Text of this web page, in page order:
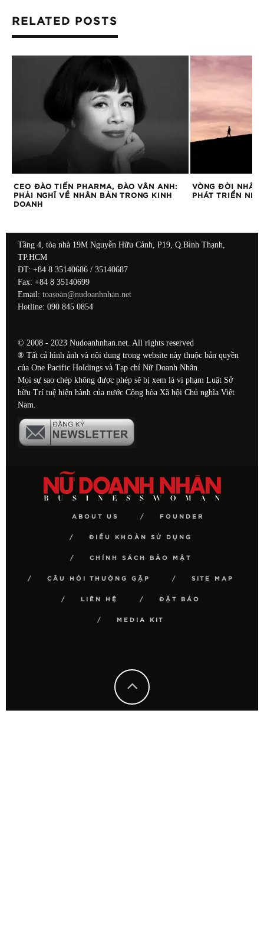
RELATED POSTS
CEO ĐÀO TIẾN PHARMA, ĐÀO VÂN ANH:
PHẢI NGHĨ VỀ NHÂN BẢN TRONG KINH
DOANH
VÒNG ĐỜI NHÂN
PHÁT TRIỂN
Tầng 4, tòa nhà 19M Nguyễn Hữu Cảnh, P19, Q.Bình Thạnh,
TP.HCM
ĐT: +84 8 35140686 / 35140687
Fax: +84 8 35140699
Email: toasoan@nudoanhnhan.net
Hotline: 090 845 0854
© 2008 - 2023 Nudoanhnhan.net. All rights reserved
® Tất cả hình ảnh và nội dung trong website này thuộc bản quyền
của One Pacific Holdings và Tạp chí Nữ Doanh Nhân.
Mọi sự sao chép không được phép sẽ bị xem là vi phạm Luật Sở
hữu Trí tuệ hiện hành của nước Cộng hòa Xã hội Chủ nghĩa Việt
Nam.
ABOUT US FOUNDER
ĐIỀU KHOẢN SỬ DỤNG
CHÍNH SÁCH BẢO MẬT
CÂU HỎI THƯỜNG GẶP SITE MAP
LIÊN HỆ ĐẶT BÁO
MEDIA KIT